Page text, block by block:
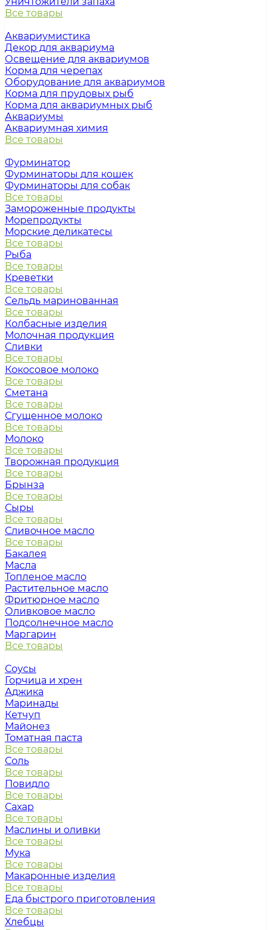
Все товары
Аквариумистика
Декор для аквариума
Освещение для аквариумов
Корма для черепах
Оборудование для аквариумов
Корма для прудовых рыб
Корма для аквариумных рыб
Аквариумы
Аквариумная химия
Все товары
Фурминатор
Фурминаторы для кошек
Фурминаторы для собак
Все товары
Замороженные продукты
Морепродукты
Морские деликатесы
Все товары
Рыба
Все товары
Креветки
Все товары
Сельдь маринованная
Все товары
Колбасные изделия
Молочная продукция
Сливки
Все товары
Кокосовое молоко
Все товары
Сметана
Все товары
Сгущенное молоко
Все товары
Молоко
Все товары
Творожная продукция
Все товары
Брынза
Все товары
Сыры
Все товары
Сливочное масло
Все товары
Бакалея
Масла
Топленое масло
Растительное масло
Фритюрное масло
Оливковое масло
Подсолнечное масло
Маргарин
Все товары
Соусы
Горчица и хрен
Аджика
Маринады
Кетчуп
Майонез
Томатная паста
Все товары
Соль
Все товары
Повидло
Все товары
Сахар
Все товары
Маслины и оливки
Все товары
Мука
Все товары
Макаронные изделия
Все товары
Еда быстрого приготовления
Все товары
Хлебцы